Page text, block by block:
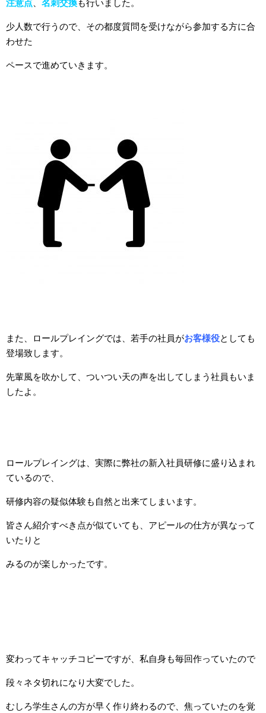
注意点 名刺交換も行いました。
少人数で行うので、その都度質問を受けながら参加する方に合
わせた
ペースで進めていきます。
また、ロールプレイングでは、若手の社員がお客様役としても
登場致します。
先輩風を吹かして、ついつい天の声を出してしまう社員もいま
したよ。
ロールプレイングは、実際に弊社の新入社員研修に盛り込まれ
ているので、
研修内容の疑似体験も自然と出来てしまいます。
皆さん紹介すべき点が似ていても、アピールの仕方が異なって
いたりと
みるのが楽しかったです。
変わってキャッチコピーですが、私自身も毎回作っていたので
段々ネタ切れになり大変でした。
むしろ学生さんの方が早く作り終わるので、焦っていたのを覚